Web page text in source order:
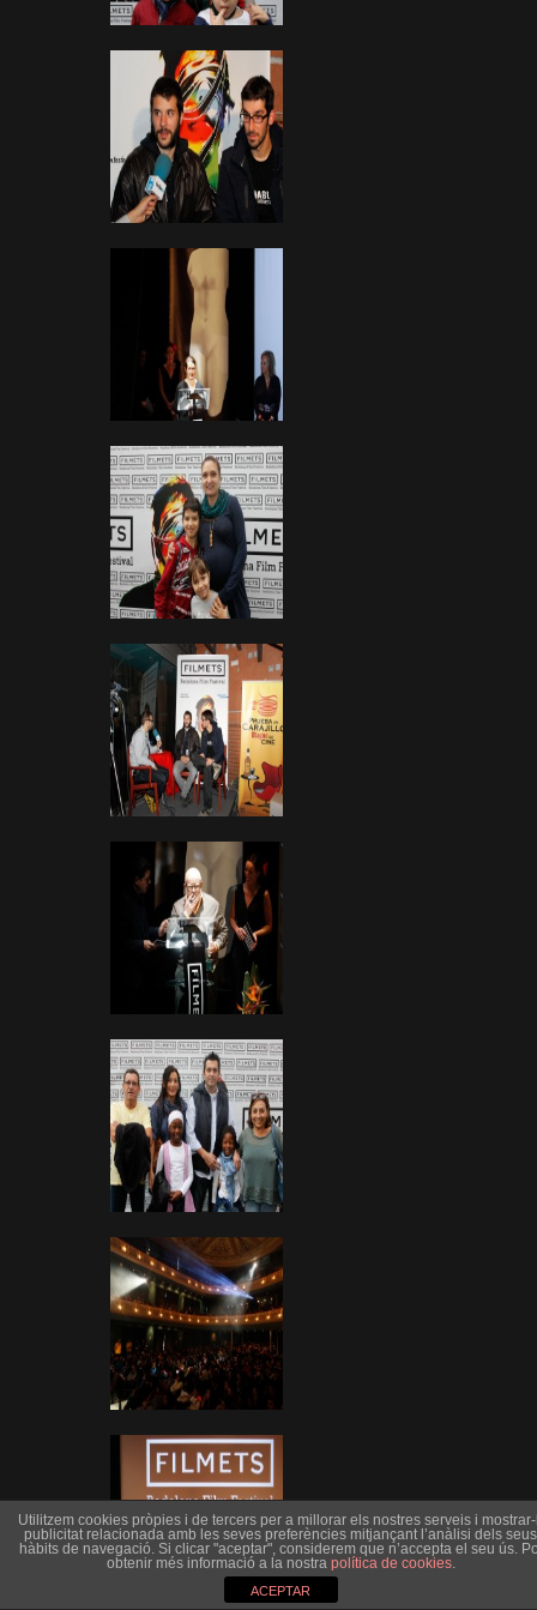
Utilitzem cookies pròpies i de tercers per a millorar els nostres serveis i
publicitat relacionada amb les seves preferències mitjançant l’anàlisi dels seus
hàbits de navegació. Si clicar "aceptar", considerem que n’accepta el seu ús.
obtenir més informació a la nostra política de cookies.
ACEPTAR